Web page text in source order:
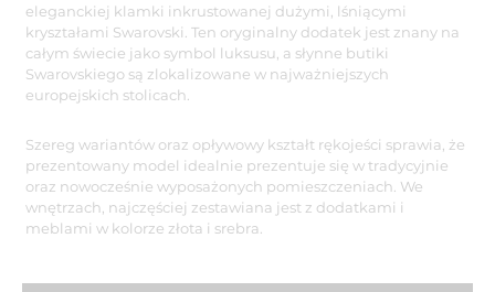
eleganckiej klamki inkrustowanej dużymi, lśniącymi
kryształami Swarovski. Ten oryginalny dodatek jest znany na
całym świecie jako symbol luksusu, a słynne butiki
Swarovskiego są zlokalizowane w najważniejszych
europejskich stolicach.
Szereg wariantów oraz opływowy kształt rękojeści sprawia, że
prezentowany model idealnie prezentuje się w tradycyjnie
oraz nowocześnie wyposażonych pomieszczeniach. We
wnętrzach, najczęściej zestawiana jest z dodatkami i
meblami w kolorze złota i srebra.